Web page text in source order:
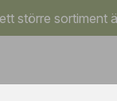
större sortiment